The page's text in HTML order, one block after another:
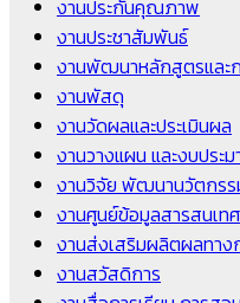
งานประกันคุณภาพ
งานประชาสัมพันธ์
งานพัฒนาหลักสูตรและ
งานพัสดุ
งานวัดผลและประเมินผล
งานวางแผน และงบประ
งานวิจัย พัฒนานวัตกรร
งานศูนย์ข้อมูลสารสนเทศ
งานส่งเสริมผลิตผลทาง
งานสวัสดิการ